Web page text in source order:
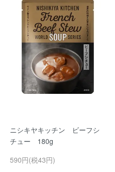
ニシキヤキッチン ビーフシ
チュー 180g
590円(税43円)